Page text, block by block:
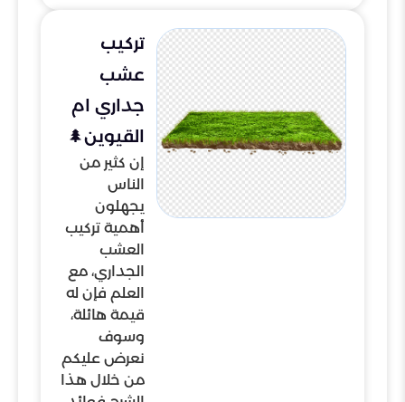
تركيب
عشب
جداري ام
القيوين🌲
إن كثير من
الناس
يجهلون
أهمية تركيب
العشب
الجداري، مع
العلم فإن له
قيمة هائلة،
وسوف
نعرض عليكم
من خلال هذا